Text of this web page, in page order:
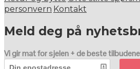
personvern Kontakt
Meld deg på
Vi gir mat for sjelen + de beste